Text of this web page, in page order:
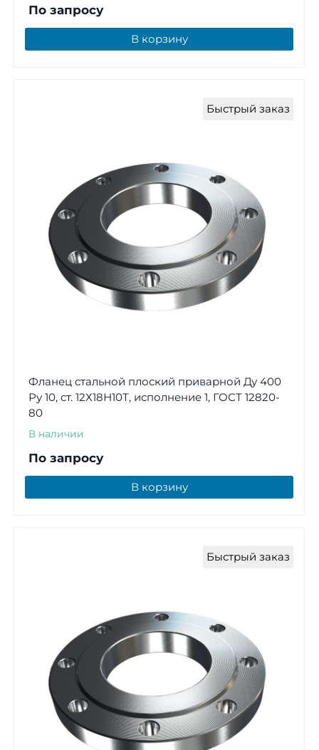
По запросу
В корзину
Быстрый заказ
Фланец стальной плоский приварной Ду 400
Ру 10, ст. 12Х18Н10Т, исполнение 1, ГОСТ 12820-
80
В наличии
По запросу
В корзину
Быстрый заказ